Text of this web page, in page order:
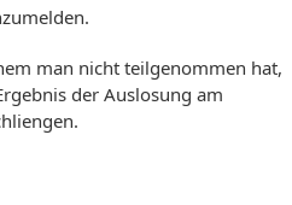
man nicht teilgenommen hat,
der Auslosung am